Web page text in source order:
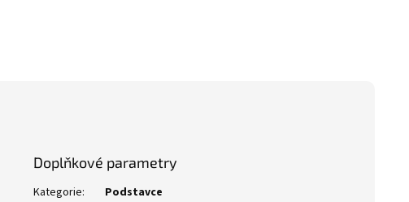
Doplňkové parametry
Kategorie:
Podstavce